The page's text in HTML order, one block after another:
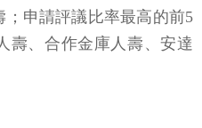
申請評議比率最高的前5
壽、合作金庫人壽、安達